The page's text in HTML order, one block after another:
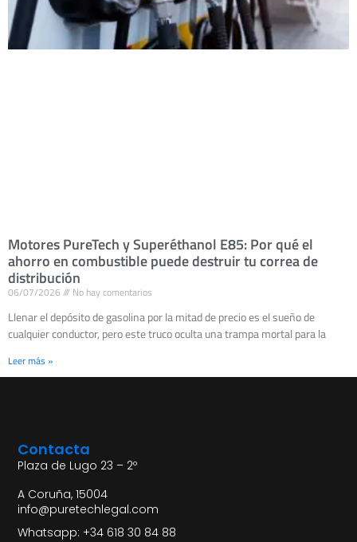
Motores PureTech y Superéthanol E85: Por qué el
ahorro en combustible puede destruir tu correa de
distribución
06/07/2026 No hay comentarios
Llenar el depósito de gasolina por la mitad de precio es el sueño de
cualquier conductor, pero este truco oculta una trampa mortal para la
Leer más »
Contacta
Plaza de Lugo 23 – 2º
A Coruña, 15004
info@puretechlegal.com
Whatsapp: +34 618 30 84 88